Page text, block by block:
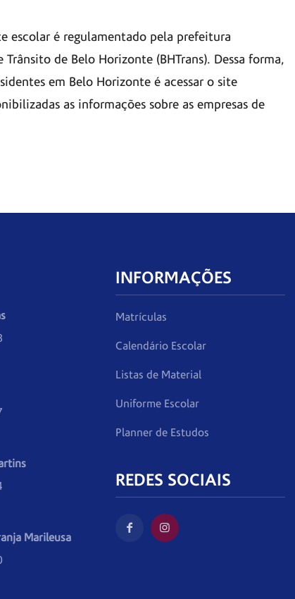
escolar é regulamentado pela prefeitura
de Belo Horizonte (BHTrans). Dessa forma,
em Belo Horizonte é acessar o site
as informações sobre as empresas de
Marileusa
INFORMAÇÕES
Matrículas
Calendário Escolar
Listas de Material
Uniforme Escolar
Planner de Estudos
REDES SOCIAIS